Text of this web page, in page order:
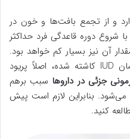
و از تجمع بافت‌ها و خون در
شروع دوره قاعدگی فرد حداکثر
آن نیز بسیار کم خواهد بود.
گاهی برخی از بانوانی که در بدنشان IUD کاشته شده، اصلاً پریود
جزئی در داروها سبب برهم
بنابراین لازم است پیش
کنید.